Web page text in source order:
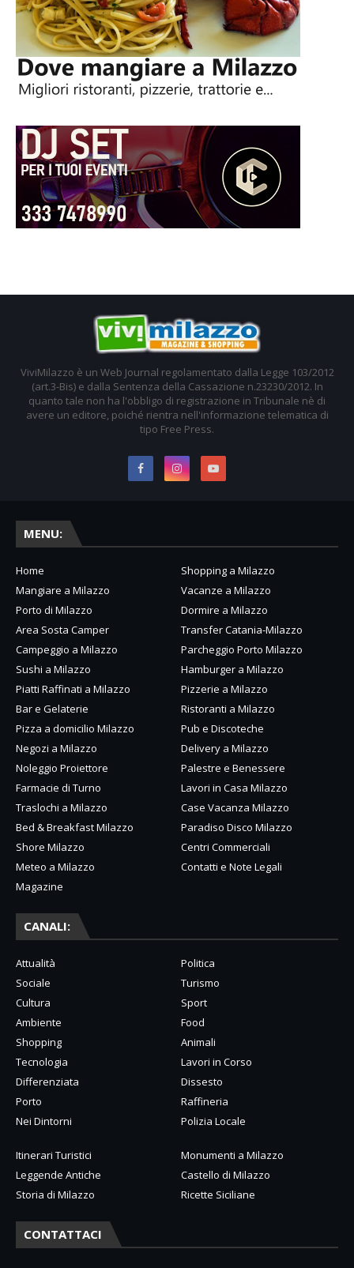
ViviMilazzo è un Web Journal regolamentato dalla Legge 103/2012
(art.3-Bis) e dalla Sentenza della Cassazione n.23230/2012. In
quanto tale non ha l'obbligo di registrazione in Tribunale nè di
avere un editore, poiché rientra nell'informazione telematica di
tipo Free Press.
MENU:
Home
Shopping a Milazzo
Mangiare a Milazzo
Vacanze a Milazzo
Porto di Milazzo
Dormire a Milazzo
Area Sosta Camper
Transfer Catania-Milazzo
Campeggio a Milazzo
Parcheggio Porto Milazzo
Sushi a Milazzo
Hamburger a Milazzo
Piatti Raffinati a Milazzo
Pizzerie a Milazzo
Bar e Gelaterie
Ristoranti a Milazzo
Pizza a domicilio Milazzo
Pub e Discoteche
Negozi a Milazzo
Delivery a Milazzo
Noleggio Proiettore
Palestre e Benessere
Farmacie di Turno
Lavori in Casa Milazzo
Traslochi a Milazzo
Case Vacanza Milazzo
Bed & Breakfast Milazzo
Paradiso Disco Milazzo
Shore Milazzo
Centri Commerciali
Meteo a Milazzo
Contatti e Note Legali
Magazine
CANALI:
Attualità
Politica
Sociale
Turismo
Cultura
Sport
Ambiente
Food
Shopping
Animali
Tecnologia
Lavori in Corso
Differenziata
Dissesto
Porto
Raffineria
Nei Dintorni
Polizia Locale
Itinerari Turistici
Monumenti a Milazzo
Leggende Antiche
Castello di Milazzo
Storia di Milazzo
Ricette Siciliane
CONTATTACI